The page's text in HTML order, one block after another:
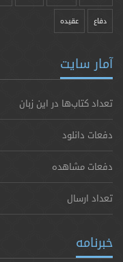
دفاع عقیده
آمار سایت
تعداد کتاب‌ها در این زبان
دفعات دانلود
دفعات مشاهده
تعداد ارسال
خبرنامه